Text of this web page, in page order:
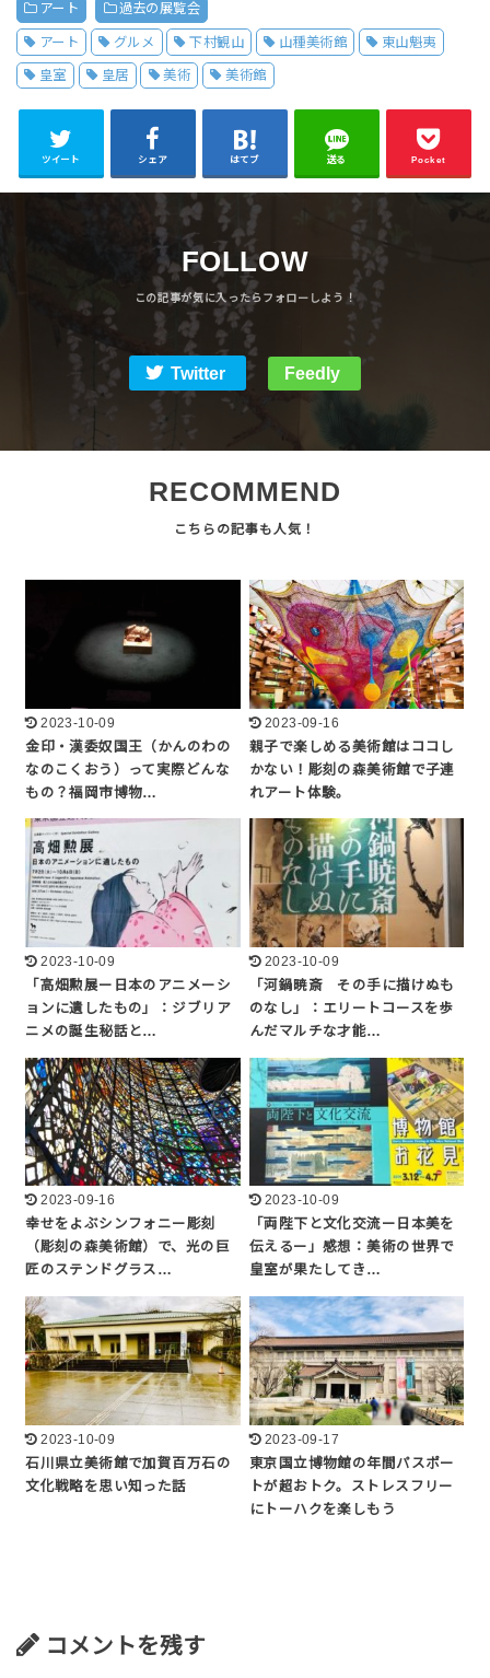
アート 過去の展覧会
アート グルメ 下村観山 山種美術館 東山魁夷
皇室 皇居 美術 美術館
ツイート シェア はてブ 送る Pocket
FOLLOW
Twitter Feedly
RECOMMEND
2023-10-09
金印・漢委奴国王（かんのわの
なのこくおう）って実際どんな
もの？福岡市博物…
2023-09-16
親子で楽しめる美術館はココし
かない！彫刻の森美術館で子連
れアート体験。
2023-10-09
「高畑勲展ー日本のアニメーシ
ョンに遺したもの」：ジブリア
ニメの誕生秘話と…
2023-10-09
「河鍋暁斎 その手に描けぬも
のなし」：エリートコースを歩
んだマルチな才能…
2023-09-16
幸せをよぶシンフォニー彫刻
（彫刻の森美術館）で、光の巨
匠のステンドグラス…
2023-10-09
「両陛下と文化交流ー日本美を
伝えるー」感想：美術の世界で
皇室が果たしてき…
2023-10-09
石川県立美術館で加賀百万石の
文化戦略を思い知った話
2023-09-17
東京国立博物館の年間パスポー
トが超おトク。ストレスフリー
にトーハクを楽しもう
コメントを残す